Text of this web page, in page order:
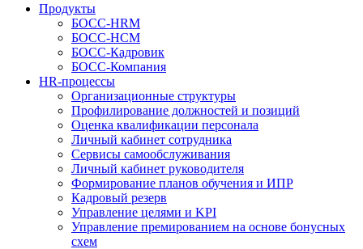
Продукты
БОСС-HRM
БОСС-HCM
БОСС-Кадровик
БОСС-Компания
HR-процессы
Организационные структуры
Профилирование должностей и позиций
Оценка квалификации персонала
Личный кабинет сотрудника
Сервисы самообслуживания
Личный кабинет руководителя
Формирование планов обучения и ИПР
Кадровый резерв
Управление целями и KPI
Управление премированием на основе бонусных
схем